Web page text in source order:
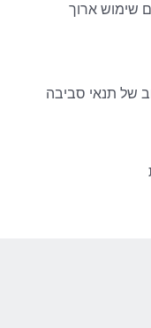
שימוש ארוך